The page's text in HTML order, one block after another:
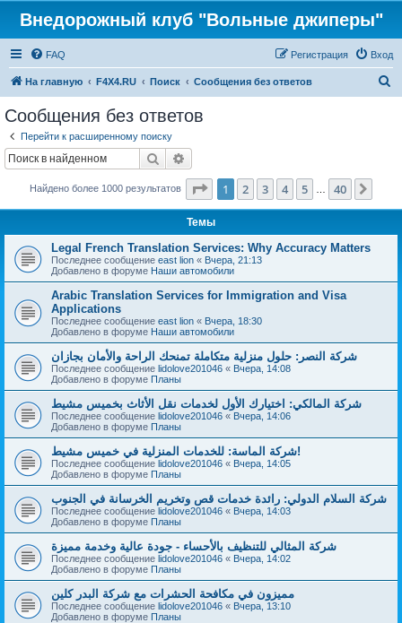
Внедорожный клуб "Вольные джиперы"
FAQ Вход
Регистрация
На главную F4X4.RU Поиск Сообщения без ответов
Сообщения без ответов
Перейти к расширенному поиску
Поиск
Найдено более 1000 результатов Страница из 40
1 2 3 4 5 40
Темы
Legal French Translation Services: Why Accuracy Matters
Последнее сообщение east lion « Вчера, 21:13
Добавлено в форуме Наши автомобили
Arabic Translation Services for Immigration and Visa
Applications
Последнее сообщение east lion « Вчера, 18:30
Добавлено в форуме Наши автомобили
شركة النصر: حلول منزلية متكاملة تمنحك الراحة والأمان بجازان
Последнее сообщение lidolove201046 « Вчера, 14:08
Добавлено в форуме Планы
شركة المالكي: اختيارك الأول لخدمات نقل الأثاث بخميس مشيط
Последнее сообщение lidolove201046 « Вчера, 14:06
Добавлено в форуме Планы
شركة الماسة: للخدمات المنزلية في خميس مشيط!
Последнее сообщение lidolove201046 « Вчера, 14:05
Добавлено в форуме Планы
شركة السلام الدولي: رائدة خدمات قص وتخريم الخرسانة في الجنوب
Последнее сообщение lidolove201046 « Вчера, 14:03
Добавлено в форуме Планы
شركة المثالي للتنظيف بالأحساء - جودة عالية وخدمة مميزة
Последнее сообщение lidolove201046 « Вчера, 14:02
Добавлено в форуме Планы
مميزون في مكافحة الحشرات مع شركة البدر كلين
Последнее сообщение lidolove201046 « Вчера, 13:10
Добавлено в форуме Планы